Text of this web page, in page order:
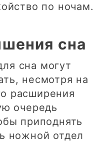
по ночам.
сна
сна могут
несмотря на
расширения
очередь
приподнять
ножной отдел